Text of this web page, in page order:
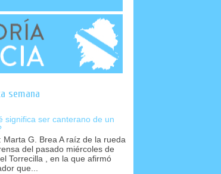
semana
significa ser canterano de un
Marta G. Brea A raíz de la rueda
del pasado miércoles de
Torrecilla , en la que afirmó
que...